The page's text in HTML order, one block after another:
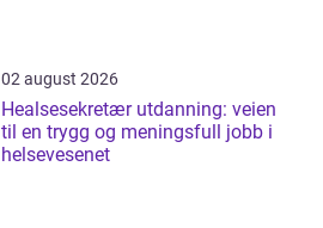
02 august 2026
Healsesekretær utdanning: veien
til en trygg og meningsfull jobb i
helsevesenet